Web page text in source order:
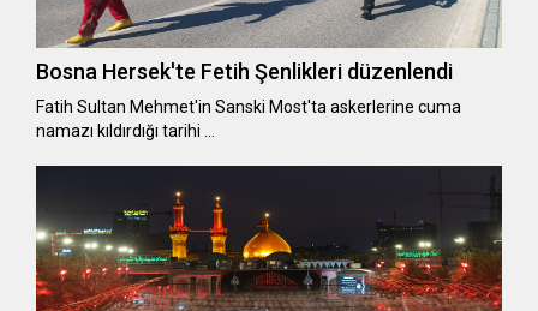
Bosna Hersek'te Fetih Şenlikleri düzenlendi
Fatih Sultan Mehmet'in Sanski Most'ta askerlerine cuma
namazı kıldırdığı tarihi …